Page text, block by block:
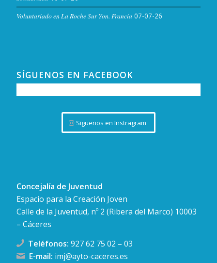
Voluntariado en La Roche Sur Yon. Francia 07-07-26
SÍGUENOS EN FACEBOOK
Siguenos en Instragram
Concejalía de Juventud
Espacio para la Creación Joven
Calle de la Juventud, nº 2 (Ribera del Marco) 10003
– Cáceres
Teléfonos: 927 62 75 02 – 03
E-mail: imj@ayto-caceres.es